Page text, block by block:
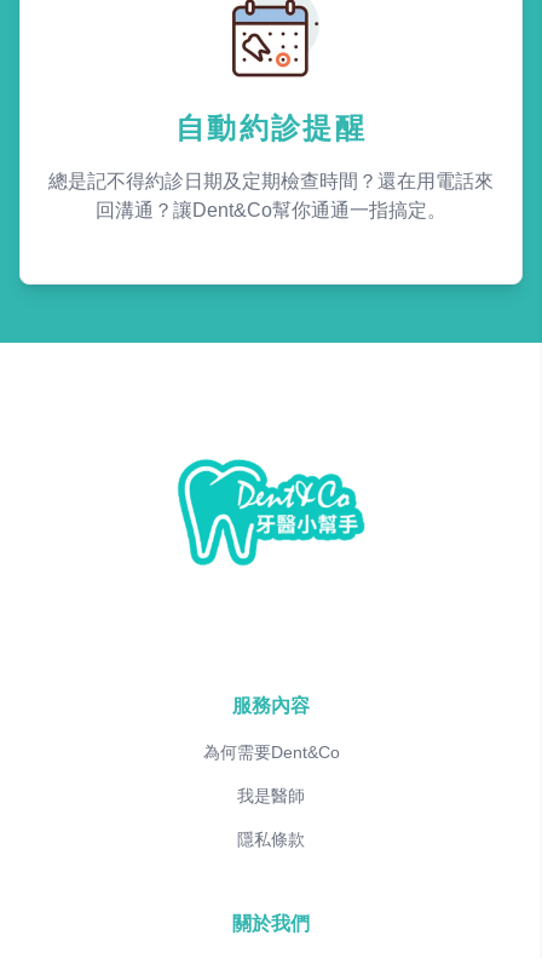
自動約診提醒
總是記不得約診日期及定期檢查時間？還在用電話來
回溝通？讓Dent&Co幫你通通一指搞定。
服務內容
為何需要Dent&Co
我是醫師
隱私條款
關於我們